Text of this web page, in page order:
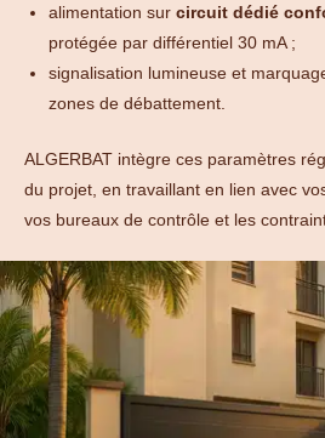
alimentation sur circuit dédié
protégée par différentiel 30 mA ;
signalisation lumineuse et
zones de débattement.
ALGERBAT intègre ces paramètres
du projet, en travaillant en lien avec
vos bureaux de contrôle et les